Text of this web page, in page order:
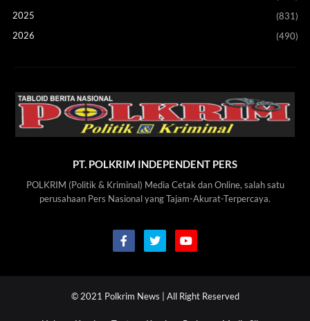
2025
(831)
2026
(490)
PT. POLKRIM INDEPENDENT PERS
POLKRIM (Politik & Kriminal) Media Cetak dan Online, salah satu
perusahaan Pers Nasional yang Tajam-Akurat-Terpercaya.
© 2021 Polkrim News | All Right Reserved